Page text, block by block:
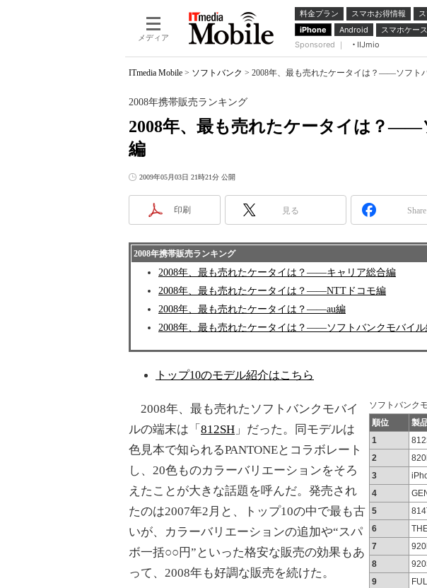
メディア
料金プラン スマホお得情報
iPhone
Android スマホケース
Sponsored ｜
IIJmio
ITmedia Mobile > ソフトバンク > 2008年、最も売れたケータイは？――ソフト
2008年、最も売れたケータイは？
編
2008年携帯販売ランキング
2009年05月03日 21時21分 公開
印刷 見る Share
2008年携帯販売ランキング
2008年、最も売れたケータイは？――キャリア総合編
2008年、最も売れたケータイは？――NTTドコモ編
2008年、最も売れたケータイは？――au編
2008年、最も売れたケータイは？――ソフトバンクモバイ
トップ10のモデル紹介はこちら
ソフトバンク
順位
製
1
2
3
4
5
6
7
8
9
2008年、最も売れたソフトバンクモバイ
ルの端末は「 812SH 」だった。同モデルは
色見本で知られるPANTONEとコラボレート
し、20色ものカラーバリエーションをそろ
えたことが大きな話題を呼んだ。発売され
たのは2007年2月と、トップ10の中で最も古
いが、カラーバリエーションの追加や“スパ
ボ一括○○円”といった格安な販売の効果もあ
って、2008年も好調な販売を続けた。